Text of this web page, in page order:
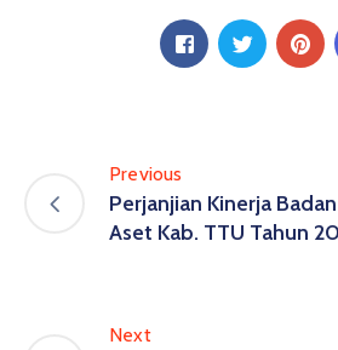
Previous
Perjanjian Kinerja
Aset Kab. TTU Tahun
Next